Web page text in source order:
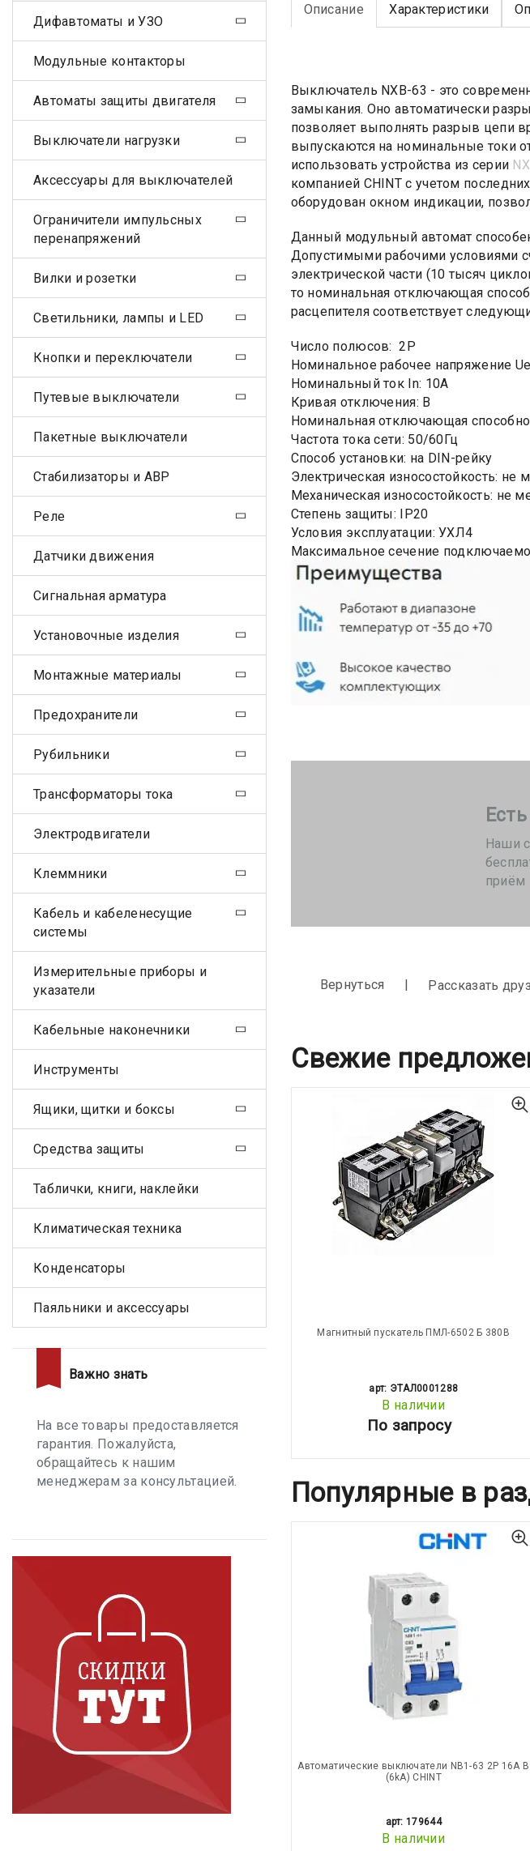
Описание Характеристики
Выключатель NXB-63 - это
замыкания. Оно автоматически
позволяет выполнять разрыв цепи
выпускаются на номинальные токи
использовать устройства из серии
компанией CHINT с учетом
оборудован окном индикации,
Данный модульный автомат
Допустимыми рабочими условиями
электрической части (10 тысяч
то номинальная отключающая
расцепителя соответствует
Число полюсов: 2Р
Номинальное рабочее напряжение
Номинальный ток In: 10А
Кривая отключения: B
Номинальная отключающая
Частота тока сети: 50/60Гц
Способ установки: на DIN-рейку
Электрическая износостойкость: не
Механическая износостойкость: не
Степень защиты: IP20
Условия эксплуатации: УХЛ4
Максимальное сечение
Наши
приём
Вернуться Рассказать
Свежие
Магнитный пускатель ПМЛ-6502 Б 380В
арт: ЭТАЛ0001288
В наличии
По запросу
Популярные в
Автоматические выключатели NB1-63 2P 16A B
(6kA) CHINT
арт: 179644
В наличии
Дифавтоматы и УЗО
Модульные контакторы
Автоматы защиты двигателя
Выключатели нагрузки
Аксессуары для выключателей
Ограничители импульсных
перенапряжений
Вилки и розетки
Светильники, лампы и LED
Кнопки и переключатели
Путевые выключатели
Пакетные выключатели
Стабилизаторы и АВР
Реле
Датчики движения
Сигнальная арматура
Установочные изделия
Монтажные материалы
Предохранители
Рубильники
Трансформаторы тока
Электродвигатели
Клеммники
Кабель и кабеленесущие
системы
Измерительные приборы и
указатели
Кабельные наконечники
Инструменты
Ящики, щитки и боксы
Средства защиты
Таблички, книги, наклейки
Климатическая техника
Конденсаторы
Паяльники и аксессуары
Важно знать
На все товары предоставляется
гарантия. Пожалуйста,
обращайтесь к нашим
менеджерам за консультацией.